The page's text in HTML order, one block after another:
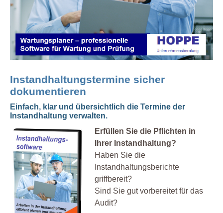
Instandhaltungstermine sicher
dokumentieren
Einfach, klar und übersichtlich die Termine der
Instandhaltung verwalten.
Erfüllen Sie die Pflichten in
Ihrer Instandhaltung?
Haben Sie die
Instandhaltungsberichte
griffbereit?
Sind Sie gut vorbereitet für das
Audit?